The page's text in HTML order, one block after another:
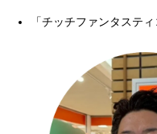
「チッチファンタステ